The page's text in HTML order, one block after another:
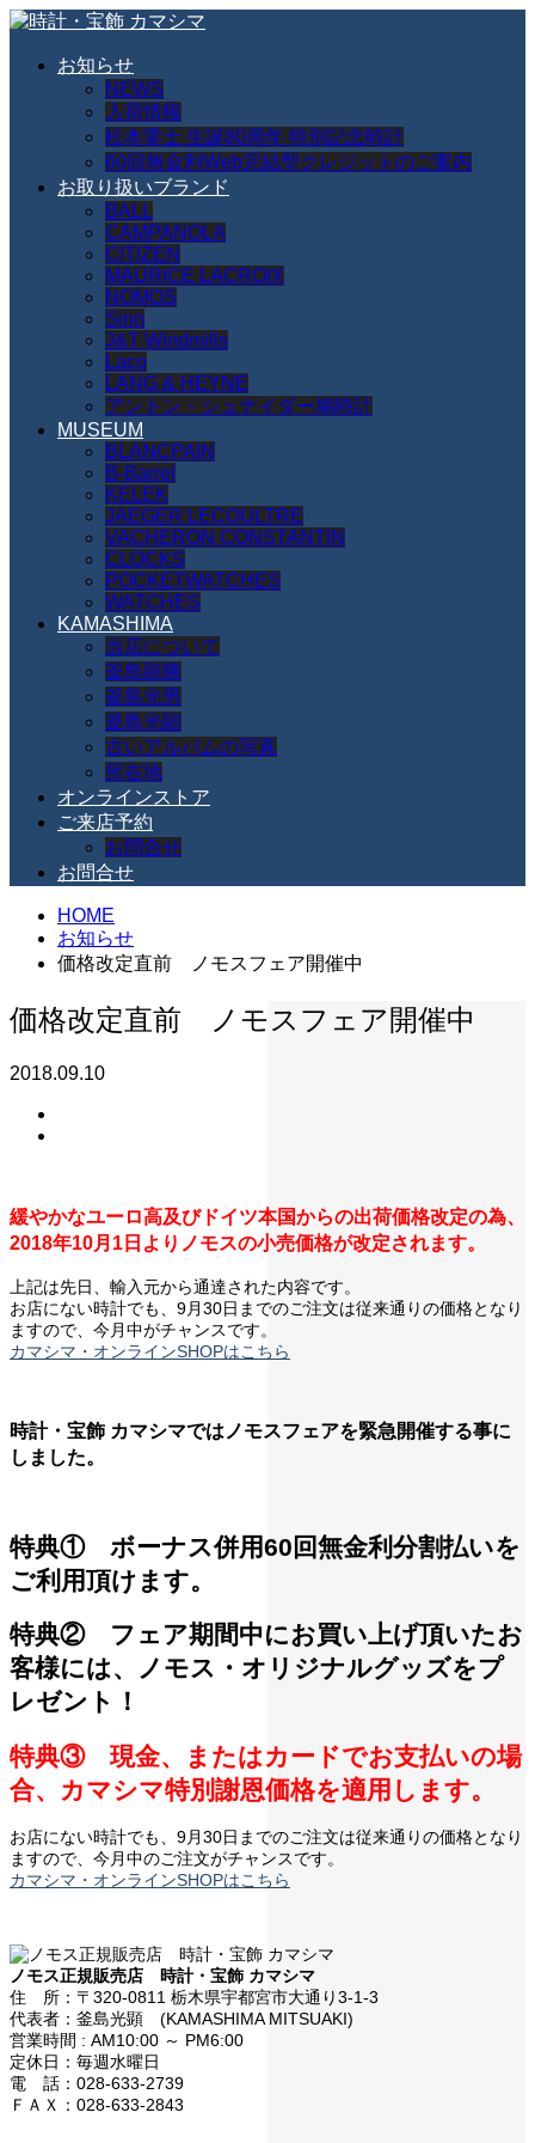
お知らせ
NEWS
入荷情報
松本零士 生誕80周年 特別記念時計
60回無金利Web完結型クレジットのご案内
お取り扱いブランド
BALL
CAMPANOLA
CITIZEN
MAURICE LACROIX
NOMOS
Sinn
J&T Windmills
Laco
LANG & HEYNE
アントン・シュナイダー鳩時計
MUSEUM
BLANCPAIN
B-Barrel
KELEK
JAEGER LECOULTRE
VACHERON CONSTANTIN
CLOCKS
POCKETWATCHES
WATCHES
KAMASHIMA
当店について
釜島顕勝
釜島光男
釜島光顕
古いアルバムの写真
所在地
オンラインストア
ご来店予約
お問合せ
お問合せ
HOME
お知らせ
価格改定直前 ノモスフェア開催中
価格改定直前 ノモスフェア開催中
2018.09.10
緩やかなユーロ高及びドイツ本国からの出荷価格改定の為、
2018年10月1日よりノモスの小売価格が改定されます。
上記は先日、輸入元から通達された内容です。
お店にない時計でも、9月30日までのご注文は従来通りの価格となり
ますので、今月中がチャンスです。
カマシマ・オンラインSHOPはこちら
時計・宝飾 カマシマではノモスフェアを緊急開催する事に
しました。
特典① ボーナス併用60回無金利分割払いを
ご利用頂けます。
特典② フェア期間中にお買い上げ頂いたお
客様には、ノモス・オリジナルグッズをプ
レゼント！
特典③ 現金、またはカードでお支払いの場
合、カマシマ特別謝恩価格を適用します。
お店にない時計でも、9月30日までのご注文は従来通りの価格となり
ますので、今月中のご注文がチャンスです。
カマシマ・オンラインSHOPはこちら
ノモス正規販売店 時計・宝飾 カマシマ
住 所：〒320-0811 栃木県宇都宮市大通り3-1-3
代表者：釜島光顕 (KAMASHIMA MITSUAKI)
営業時間 : AM10:00 ～ PM6:00
定休日：毎週水曜日
電 話：028-633-2739
ＦＡＸ：028-633-2843